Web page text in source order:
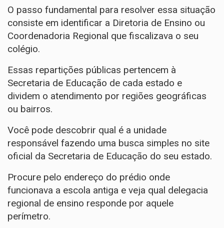
O passo fundamental para resolver essa situação
consiste em identificar a Diretoria de Ensino ou
Coordenadoria Regional que fiscalizava o seu
colégio.
Essas repartições públicas pertencem à
Secretaria de Educação de cada estado e
dividem o atendimento por regiões geográficas
ou bairros.
Você pode descobrir qual é a unidade
responsável fazendo uma busca simples no site
oficial da Secretaria de Educação do seu estado.
Procure pelo endereço do prédio onde
funcionava a escola antiga e veja qual delegacia
regional de ensino responde por aquele
perímetro.